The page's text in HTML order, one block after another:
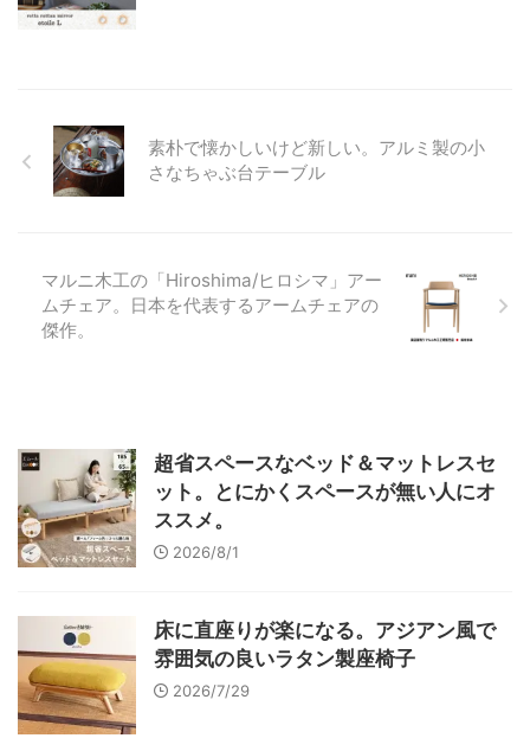
素朴で懐かしいけど新しい。アルミ製の小
さなちゃぶ台テーブル
マルニ木工の「Hiroshima/ヒロシマ」アー
ムチェア。日本を代表するアームチェアの
傑作。
超省スペースなベッド＆マットレスセ
ット。とにかくスペースが無い人にオ
ススメ。
2026/8/1
床に直座りが楽になる。アジアン風で
雰囲気の良いラタン製座椅子
2026/7/29